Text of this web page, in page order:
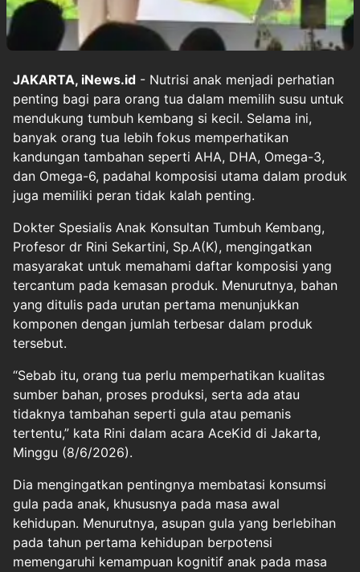
JAKARTA, iNews.id - Nutrisi anak menjadi perhatian
penting bagi para orang tua dalam memilih susu untuk
mendukung tumbuh kembang si kecil. Selama ini,
banyak orang tua lebih fokus memperhatikan
kandungan tambahan seperti AHA, DHA, Omega-3,
dan Omega-6, padahal komposisi utama dalam produk
juga memiliki peran tidak kalah penting.
Dokter Spesialis Anak Konsultan Tumbuh Kembang,
Profesor dr Rini Sekartini, Sp.A(K), mengingatkan
masyarakat untuk memahami daftar komposisi yang
tercantum pada kemasan produk. Menurutnya, bahan
yang ditulis pada urutan pertama menunjukkan
komponen dengan jumlah terbesar dalam produk
tersebut.
“Sebab itu, orang tua perlu memperhatikan kualitas
sumber bahan, proses produksi, serta ada atau
tidaknya tambahan seperti gula atau pemanis
tertentu,” kata Rini dalam acara AceKid di Jakarta,
Minggu (8/6/2026).
Dia mengingatkan pentingnya membatasi konsumsi
gula pada anak, khususnya pada masa awal
kehidupan. Menurutnya, asupan gula yang berlebihan
pada tahun pertama kehidupan berpotensi
memengaruhi kemampuan kognitif anak pada masa